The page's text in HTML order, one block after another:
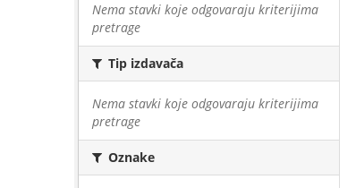
Nema stavki koje odgovaraju kriterijima
pretrage
Tip izdavača
Nema stavki koje odgovaraju kriterijima
pretrage
Oznake